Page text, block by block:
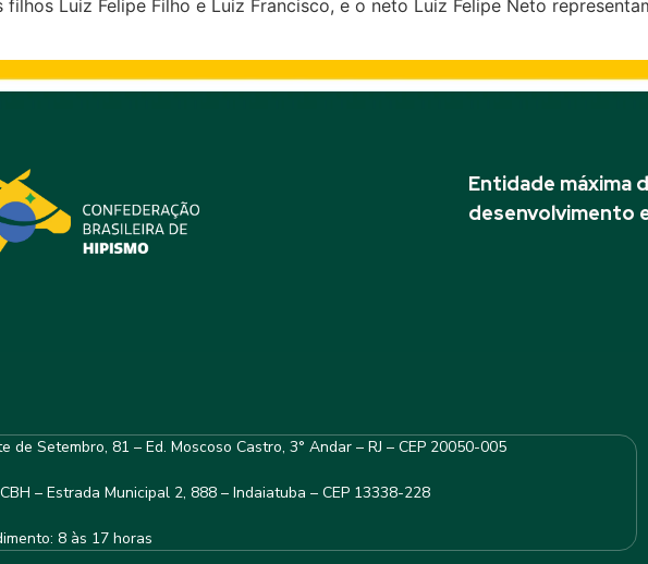
filhos Luiz Felipe Filho e Luiz Francisco, e o neto Luiz Felipe Neto
Entidade máxima
desenvolvimento
de Setembro, 81 – Ed. Moscoso Castro, 3° Andar – RJ – CEP 20050-005
– Estrada Municipal 2, 888 – Indaiatuba – CEP 13338-228
8 às 17 horas